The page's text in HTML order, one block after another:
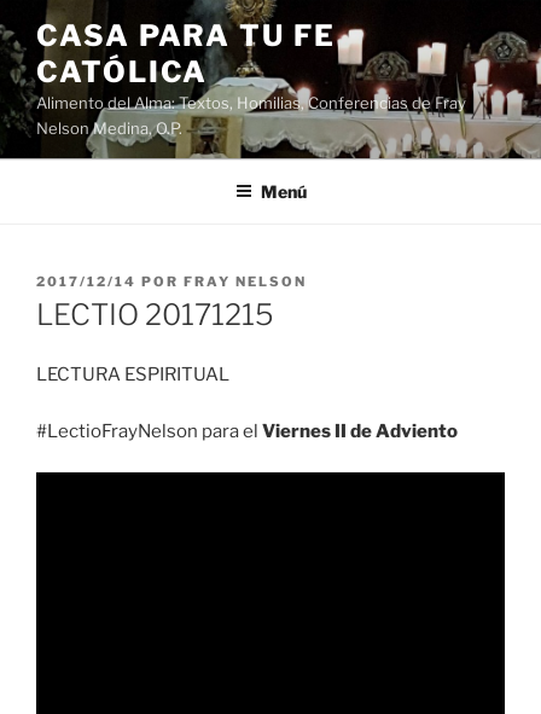
Saltar
al
contenido
CASA PARA TU FE
CATÓLICA
Alimento del Alma: Textos, Homilias, Conferencias de Fray
Nelson Medina, O.P.
Menú
PUBLICADO
EL
2017/12/14 POR FRAY NELSON
LECTIO 20171215
LECTURA ESPIRITUAL
#LectioFrayNelson para el Viernes II de Adviento